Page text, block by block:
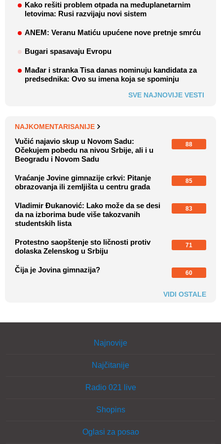
Kako rešiti problem otpada na međuplanetarnim
letovima: Rusi razvijaju novi sistem
ANEM: Veranu Matiću upućene nove pretnje smrću
Bugari spasavaju Evropu
Mađar i stranka Tisa danas nominuju kandidata za
predsednika: Ovo su imena koja se spominju
SVE NAJNOVIJE VESTI
NAJKOMENTARISANIJE
Vučić najavio skup u Novom Sadu:
Očekujem pobedu na nivou Srbije, ali i u
Beogradu i Novom Sadu
88
Vraćanje Jovine gimnazije crkvi: Pitanje
obrazovanja ili zemljišta u centru grada
85
Vladimir Đukanović: Lako može da se desi
da na izborima bude više takozvanih
studentskih lista
83
Protestno saopštenje sto ličnosti protiv
dolaska Zelenskog u Srbiju
71
Čija je Jovina gimnazija? 60
VIDI OSTALE
Najnovije
Najčitanije
Radio 021 live
Shopins
Oglasi za posao